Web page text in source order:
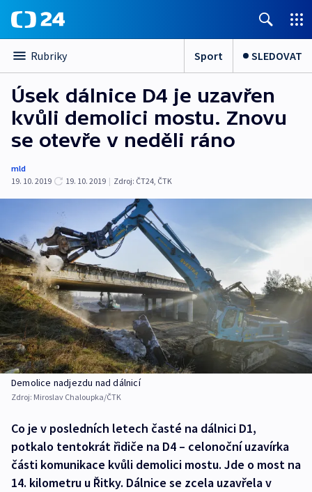
Rubriky Sport SLEDOVAT
Úsek dálnice D4 je uzavřen
kvůli demolici mostu. Znovu
se otevře v neděli ráno
mld
19. 10. 2019
19. 10. 2019 | Zdroj: ČT24, ČTK
Demolice nadjezdu nad dálnicí
Zdroj: Miroslav Chaloupka/ČTK
Co je v posledních letech časté na dálnici D1,
potkalo tentokrát řidiče na D4 – celonoční uzavírka
části komunikace kvůli demolici mostu. Jde o most na
14. kilometru u Řitky. Dálnice se zcela uzavřela v